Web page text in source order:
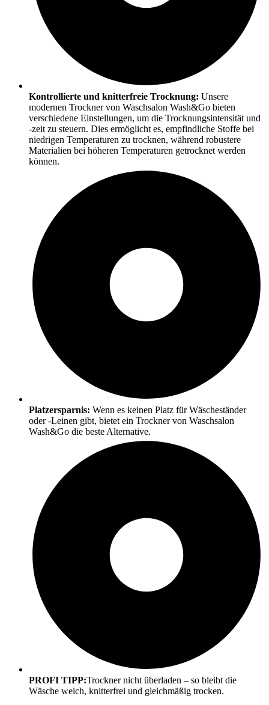
Kontrollierte und knitterfreie Trocknung: Unsere
modernen Trockner von Waschsalon Wash&Go bieten
verschiedene Einstellungen, um die Trocknungsintensität und
-zeit zu steuern. Dies ermöglicht es, empfindliche Stoffe bei
niedrigen Temperaturen zu trocknen, während robustere
Materialien bei höheren Temperaturen getrocknet werden
können.
Platzersparnis: Wenn es keinen Platz für Wäscheständer
oder -Leinen gibt, bietet ein Trockner von Waschsalon
Wash&Go die beste Alternative.
PROFI TIPP:Trockner nicht überladen – so bleibt die
Wäsche weich, knitterfrei und gleichmäßig trocken.